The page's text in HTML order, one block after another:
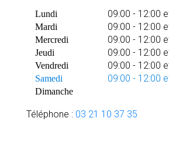
Lundi 09:00 - 12:00
Mardi 09:00 - 12:00
Mercredi 09:00 - 12:00
Jeudi 09:00 - 12:00
Vendredi 09:00 - 12:00
Samedi 09:00 - 12:00
Dimanche
Téléphone : 03 21 10 37 35